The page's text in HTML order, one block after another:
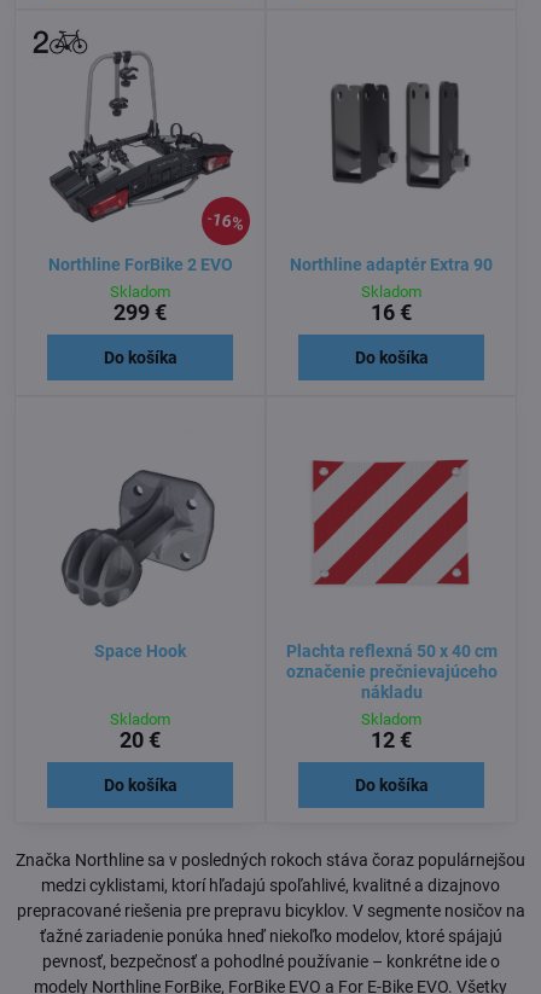
16%
Northline ForBike 2 EVO
Skladom
299 €
Do košíka
Northline adaptér Extra 90
Skladom
16 €
Do košíka
Space Hook
Skladom
20 €
Do košíka
Plachta reflexná 50 x 40 cm
označenie prečnievajúceho
nákladu
Skladom
12 €
Do košíka
Značka Northline sa v posledných rokoch stáva čoraz populárnejšou
medzi cyklistami, ktorí hľadajú spoľahlivé, kvalitné a dizajnovo
prepracované riešenia pre prepravu bicyklov. V segmente nosičov na
ťažné zariadenie ponúka hneď niekoľko modelov, ktoré spájajú
pevnosť, bezpečnosť a pohodlné používanie – konkrétne ide o
modely Northline ForBike, ForBike EVO a For E-Bike EVO. Všetky